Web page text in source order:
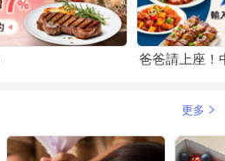
爸爸請上座！
更多